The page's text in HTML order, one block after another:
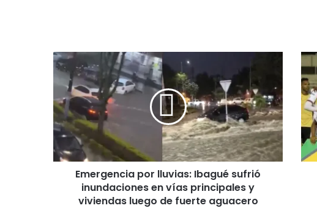
E
m
g
e
c
i
Emergencia por lluvias: Ibagué sufrió
inundaciones en vías principales y
viviendas luego de fuerte aguacero
R
c
l
a
s
f
i